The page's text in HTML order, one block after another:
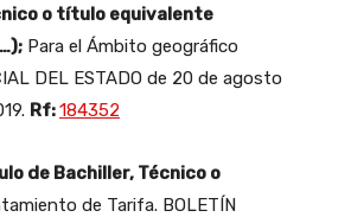
o título equivalente
Para el Ámbito geográfico
DEL ESTADO de 20 de agosto
Rf:184352
de Bachiller, Técnico o
de Tarifa. BOLETÍN